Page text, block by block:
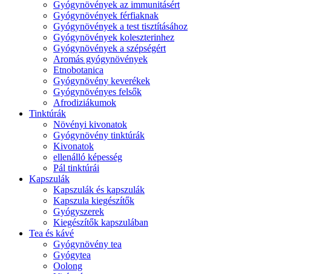
Gyógynövények az immunitásért
Gyógynövények férfiaknak
Gyógynövények a test tisztításához
Gyógynövények koleszterinhez
Gyógynövények a szépségért
Aromás gyógynövények
Etnobotanica
Gyógynövény keverékek
Gyógynövényes felsők
Afrodiziákumok
Tinktúrák
Növényi kivonatok
Gyógynövény tinktúrák
Kivonatok
ellenálló képesség
Pál tinktúrái
Kapszulák
Kapszulák és kapszulák
Kapszula kiegészítők
Gyógyszerek
Kiegészítők kapszulában
Tea és kávé
Gyógynövény tea
Gyógytea
Oolong